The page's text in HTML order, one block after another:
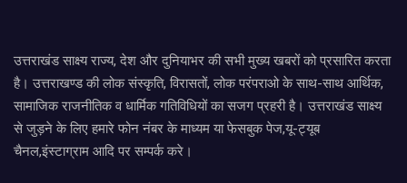
उत्तराखंड साक्ष्य राज्य, देश और दुनियाभर की सभी मुख्य खबरों को प्रसारित करता
है। उत्तराखण्ड की लोक संस्कृति, विरासतों, लोक परंपराओ के साथ-साथ आर्थिक,
सामाजिक राजनीतिक व धार्मिक गतिविधियों का सजग प्रहरी है। उत्तराखंड साक्ष्य
से जुड़ने के लिए हमारे फोन नंबर के माध्यम या फेसबुक पेज,यू-ट्यूब
चैनल,इंस्टाग्राम आदि पर सम्पर्क करे।